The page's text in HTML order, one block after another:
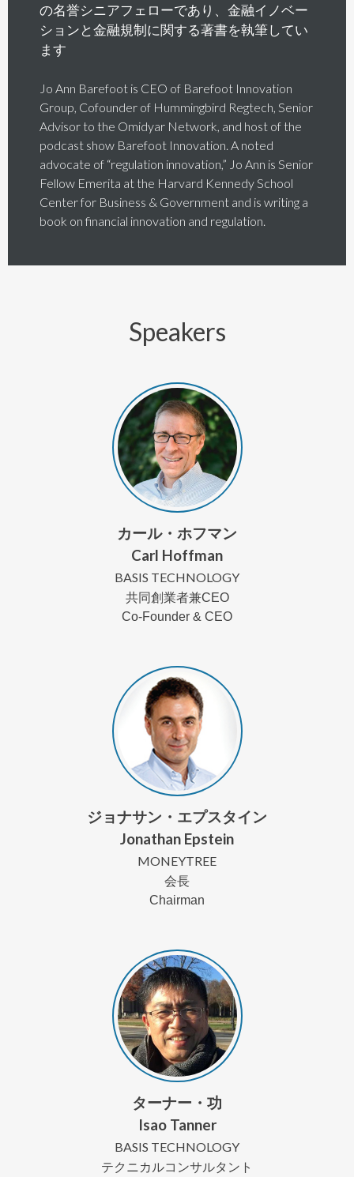
の名誉シニアフェローであり、金融イノベー
ションと金融規制に関する著書を執筆してい
ます
Jo Ann Barefoot is CEO of Barefoot Innovation
Group, Cofounder of Hummingbird Regtech, Senior
Advisor to the Omidyar Network, and host of the
podcast show Barefoot Innovation. A noted
advocate of “regulation innovation,” Jo Ann is Senior
Fellow Emerita at the Harvard Kennedy School
Center for Business & Government and is writing a
book on financial innovation and regulation.
Speakers
カール・ホフマン
Carl Hoffman
BASIS TECHNOLOGY
共同創業者兼CEO
Co-Founder & CEO
ジョナサン・エプスタイン
Jonathan Epstein
MONEYTREE
会長
Chairman
ターナー・功
Isao Tanner
BASIS TECHNOLOGY
テクニカルコンサルタント